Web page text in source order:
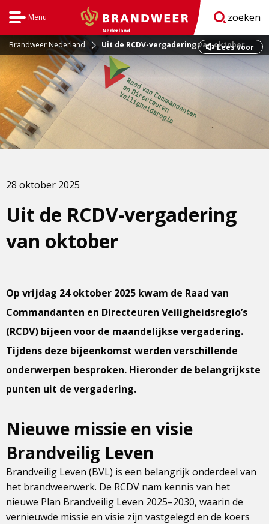
Menu
BrandweerNederland.nl
zoeken
Brandweer Nederland Uit de RCDV-vergadering van oktober
Dit
is
een
pagina
Lees voor
Uit de RCDV-vergadering
van oktober
28 oktober 2025
Op vrijdag 24 oktober 2025 kwam de Raad van
Commandanten en Directeuren Veiligheidsregio’s
(RCDV) bijeen voor de maandelijkse vergadering.
Tijdens deze bijeenkomst werden verschillende
onderwerpen besproken. Hieronder de belangrijkste
punten uit de vergadering.
Nieuwe missie en visie
Brandveilig Leven
Brandveilig Leven (BVL) is een belangrijk onderdeel van
het brandweerwerk. De RCDV nam kennis van het
nieuwe Plan Brandveilig Leven 2025–2030, waarin de
vernieuwde missie en visie zijn vastgelegd en de koers